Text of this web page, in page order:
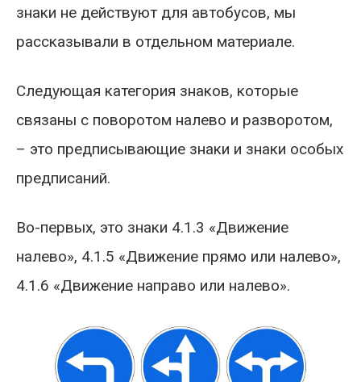
знаки не действуют для автобусов, мы
рассказывали в отдельном материале.
Следующая категория знаков, которые
связаны с поворотом налево и разворотом,
– это предписывающие знаки и знаки особых
предписаний.
Во-первых, это знаки 4.1.3 «Движение
налево», 4.1.5 «Движение прямо или налево»,
4.1.6 «Движение направо или налево».